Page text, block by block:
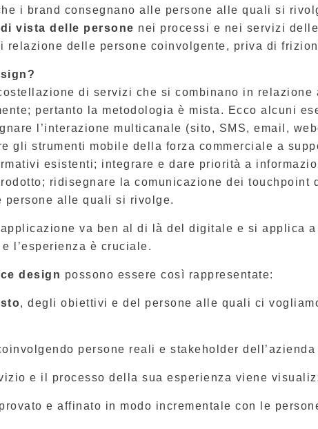
i brand consegnano alle persone alle quali si
vista delle persone nei processi e nei servizi
relazione delle persone coinvolgente, priva di
di servizi che si combinano in relazione
pertanto la metodologia è mista. Ecco alcuni
l’interazione multicanale (sito, SMS, email,
gli strumenti mobile della forza commerciale a
esistenti; integrare e dare priorità a
ridisegnare la comunicazione dei touchpoint
alle quali si rivolge.
va ben al di là del digitale e si applica
l’esperienza è cruciale.
design possono essere così rappresentate:
, degli obiettivi e del persone alle quali ci
persone reali e stakeholder dell’azienda
e il processo della sua esperienza viene
e affinato in modo incrementale con le